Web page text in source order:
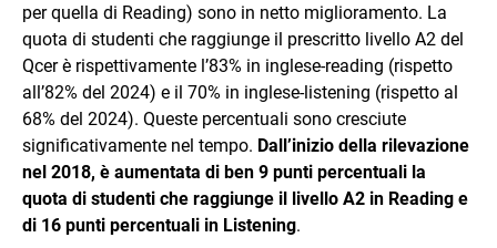
per quella di Reading) sono in netto miglioramento. La
quota di studenti che raggiunge il prescritto livello A2 del
Qcer è rispettivamente l’83% in inglese-reading (rispetto
all’82% del 2024) e il 70% in inglese-listening (rispetto al
68% del 2024). Queste percentuali sono cresciute
significativamente nel tempo. Dall’inizio della rilevazione
nel 2018, è aumentata di ben 9 punti percentuali la
quota di studenti che raggiunge il livello A2 in Reading e
di 16 punti percentuali in Listening.